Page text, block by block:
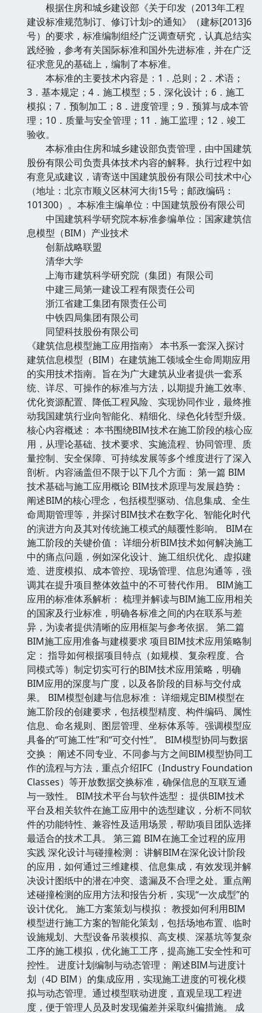
根据住房和城乡建设部《关于印发（2013年工程
建设标准规范制订、修订计划>的通知》（建标[2013]6
号）的要求，标准编制组经广泛调查研究，认真总结实
践经验，参考有关国际标准和国外先进标准，并在广泛
征求意见的基础上，编制了本标准。
本标准的主要技术内容是：1．总则；2．术语；
3．基本规定；4．施工模型；5．深化设计；6．施工
模拟；7．预制加工；8．进度管理；9．预算与成本管
理；10．质量与安全管理；11．施工监理；12．竣工
验收。
本标准由住房和城乡建设部负责管理，由中国建筑
股份有限公司负责具体技术内容的解释。执行过程中如
有意见或建议，请寄送中国建筑股份有限公司技术中心
（地址：北京市顺义区林河大街15号；邮政编码：
101300）。本标准主编单位：中国建筑股份有限公司
中国建筑科学研究院本标准参编单位：国家建筑信
息模型（BIM）产业技术
创新战略联盟
清华大学
上海市建筑科学研究院（集团）有限公司
中建三局第一建设工程有限责任公司
浙江省建工集团有限责任公司
中铁四局集团有限公司
同望科技股份有限公司
《建筑信息模型施工应用指南》 本书系一套深入探讨
建筑信息模型（BIM）在建筑施工领域全生命周期应用
的实用技术指南。旨在为广大建筑从业者提供一套系
统、详尽、可操作的标准与方法，以期提升施工效率、
优化资源配置、降低工程风险、实现协同作业，最终推
动我国建筑行业向智能化、精细化、绿色化转型升级。
核心内容概述： 本书围绕BIM技术在施工阶段的核心应
用，从理论基础、技术要求、实施流程、协同管理、质
量控制、安全保障、可持续发展等多个维度进行了深入
剖析。内容涵盖但不限于以下几个方面： 第一篇 BIM
技术基础与施工应用概论 BIM技术原理与发展趋势：
阐述BIM的核心理念，包括模型驱动、信息集成、全生
命周期管理等，并探讨BIM技术在数字化、智能化时代
的演进方向及其对传统施工模式的颠覆性影响。 BIM在
施工阶段的关键价值： 详细分析BIM技术如何解决施工
中的痛点问题，例如深化设计、施工组织优化、虚拟建
造、进度模拟、成本管控、现场管理、信息沟通等，强
调其在提升项目整体效益中的不可替代作用。 BIM施工
应用的标准体系解析： 梳理并解读与BIM施工应用相关
的国家及行业标准，明确各标准之间的内在联系与差
异，为读者提供清晰的应用框架与参考依据。 第二篇
BIM施工应用准备与建模要求 项目BIM技术应用策略制
定： 指导如何根据项目特点（如规模、复杂程度、合
同模式等）制定切实可行的BIM技术应用策略，明确
BIM应用的深度与广度，以及各阶段的目标与交付成
果。 BIM模型创建与信息标准： 详细规定BIM模型在
施工阶段的创建要求，包括模型精度、构件编码、属性
信息、命名规则、图层管理、坐标体系等。强调模型应
具备的“可施工性”和“可交付性”。 BIM模型协同与数据
交换： 阐述不同专业、不同参与方之间BIM模型协同工
作的流程与方法，重点介绍IFC（Industry Foundation
Classes）等开放数据交换标准，确保信息的互联互通
与一致性。 BIM技术平台与软件选型： 提供BIM技术
平台及相关软件在施工应用中的选型建议，分析不同软
件的功能特性、兼容性及适用场景，帮助项目团队选择
最适合的技术工具。 第三篇 BIM在施工全过程的应用
实践 深化设计与碰撞检测： 讲解BIM在深化设计阶段
的应用，如何通过三维建模、信息集成，有效发现并解
决设计图纸中的潜在冲突、遗漏及不合理之处。重点阐
述碰撞检测的应用方法和报告分析，实现“一次成型”的
设计优化。 施工方案策划与模拟： 教授如何利用BIM
模型进行施工方案的智能化策划，包括场地布置、临时
设施规划、大型设备吊装模拟、高支模、深基坑等复杂
工序的施工模拟，优化施工工序，提高施工安全性和可
控性。 进度计划编制与动态管理： 阐述BIM与进度计
划（4D BIM）的集成应用，实现施工进度的可视化模
拟与动态管理。通过模型联动进度，直观呈现工程进
度，便于管理人员及时发现偏差并采取纠偏措施。 成